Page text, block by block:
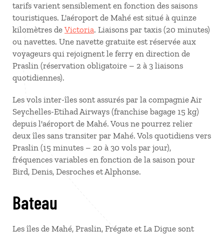
tarifs varient sensiblement en fonction des saisons
touristiques. L'aéroport de Mahé est situé à quinze
kilomètres de Victoria. Liaisons par taxis (20 minutes)
ou navettes. Une navette gratuite est réservée aux
voyageurs qui rejoignent le ferry en direction de
Praslin (réservation obligatoire – 2 à 3 liaisons
quotidiennes).
Les vols inter-îles sont assurés par la compagnie Air
Seychelles-Etihad Airways (franchise bagage 15 kg)
depuis l'aéroport de Mahé. Vous ne pourrez relier
deux îles sans transiter par Mahé. Vols quotidiens vers
Praslin (15 minutes – 20 à 30 vols par jour),
fréquences variables en fonction de la saison pour
Bird, Denis, Desroches et Alphonse.
Bateau
Les îles de Mahé, Praslin, Frégate et La Digue sont